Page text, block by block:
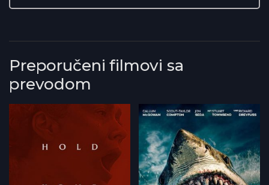
Preporučeni filmovi sa
prevodom